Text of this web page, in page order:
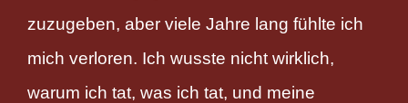
zuzugeben, aber viele Jahre lang fühlte ich
mich verloren. Ich wusste nicht wirklich,
warum ich tat, was ich tat, und meine